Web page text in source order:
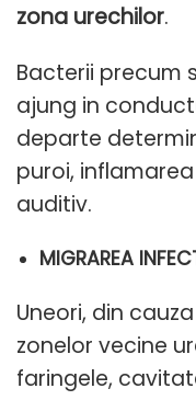
zona urechilor.
Bacterii precum
ajung in
departe
puroi,
auditiv.
MIGRAREA
Uneori, din
zonelor vecine
faringele,